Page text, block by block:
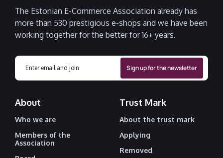
The Estonian E-Commerce Association already has
more than 530 prestigious e-shops and we have been
working together for the better for 16+ years.
About
Who we are
Members of the
Association
Trust Mark
About the trust mark
Applying
Removed